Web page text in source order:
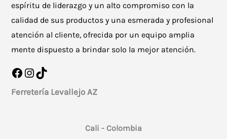
espíritu de liderazgo y un alto compromiso con la
calidad de sus productos y una esmerada y profesional
atención al cliente, ofrecida por un equipo amplia
mente dispuesto a brindar solo la mejor atención.
Facebook
Instagram
TikTok
Ferretería Levallejo AZ
Cali - Colombia